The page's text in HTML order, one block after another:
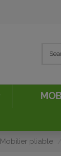
Mobilier pliable